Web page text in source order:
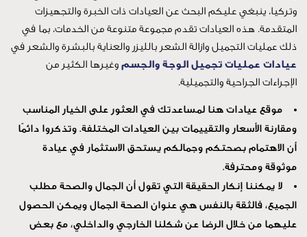
البحث عن العيادات ذات الخبرة والتجهيزات
تقدم مجموعة متنوعة من الخدمات، بما في
وازالة الشعر بالليزر والعناية بالبشرة والشعر في
تجميل الوجة والجسموغيرها الكثير من
والتجميلية.
هنا لمساعدتك في العثور على الخيار المناسب
والتقييمات بين العيادات المختلفة. وتذكروا دائمًا
وجمالكم يستحق الاستثمار في عيادة
الحقيقة التي تقول أن الجمال والصحة مطلب
بالنفس هي عنوان الصحة الجمال ويمكن الحصول
الرضا عن شكلنا الخارجي والداخلي، مع بعض